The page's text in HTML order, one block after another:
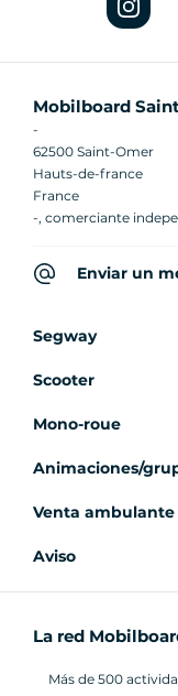
Mobilboard
-
62500 Saint-Omer
Hauts-de-france
France
-, comerciante
Enviar un
Segway
Scooter
Mono-roue
Animaciones/
Venta ambulante
Aviso
La red
Más de 500